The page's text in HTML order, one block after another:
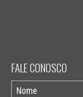
FALE CONOSCO